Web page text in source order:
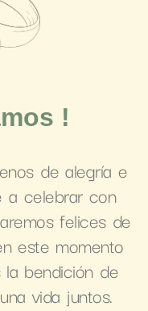
!
de alegría e
a celebrar con
felices de
este momento
bendición de
vida juntos.